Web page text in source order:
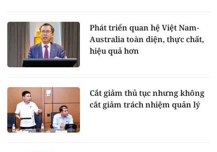
Phát triển quan hệ Việt Nam-
Australia toàn diện, thực chất,
hiệu quả hơn
Cắt giảm thủ tục nhưng không
cắt giảm trách nhiệm quản lý